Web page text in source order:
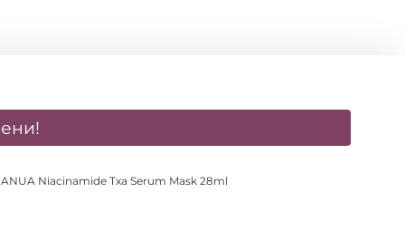
Niacinamide Txa Serum Mask 28ml